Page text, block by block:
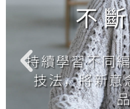
不
持續學習不同
技法，將新